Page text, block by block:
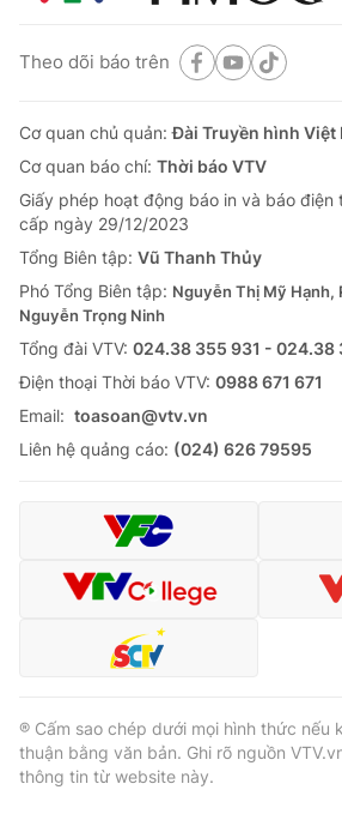
Theo dõi báo trên
Cơ quan chủ quản:Đài Truyền hình Việt
Cơ quan báo chí: Thời báo VTV
Giấy phép hoạt động báo in và báo điện
cấp ngày 29/12/2023
Tổng Biên tập: Vũ Thanh Thủy
Phó Tổng Biên tập: Nguyễn Thị Mỹ Hạnh,
Nguyễn Trọng Ninh
Tổng đài VTV: 024.38 355 931 - 024.38
Ðiện thoại Thời báo VTV: 0988 671 671
Email: toasoan@vtv.vn
Liên hệ quảng cáo: (024) 626 79595
® Cấm sao chép dưới mọi hình thức nếu
thuận bằng văn bản. Ghi rõ nguồn
thông tin từ website này.